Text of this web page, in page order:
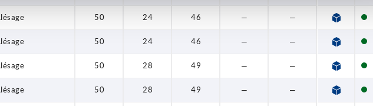
50 24 46 — —
50 24 46 — —
50 28 49 — —
50 28 49 — —